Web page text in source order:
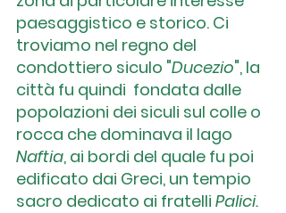
paesaggistico e storico. Ci
troviamo nel regno del
condottiero siculo "Ducezio", la
città fu quindi  fondata dalle
popolazioni dei siculi sul colle o
rocca che dominava il lago
Naftia, ai bordi del quale fu poi
edificato dai Greci, un tempio
sacro dedicato ai fratelli Palici.